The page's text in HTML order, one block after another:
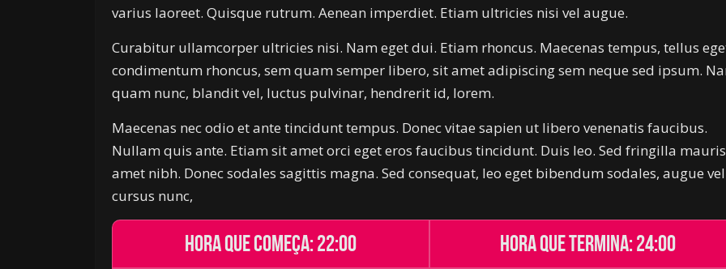
varius laoreet. Quisque rutrum. Aenean imperdiet. Etiam ultricies nisi vel augue.
Curabitur ullamcorper ultricies nisi. Nam eget dui. Etiam rhoncus. Maecenas tempus, tellus
condimentum rhoncus, sem quam semper libero, sit amet adipiscing sem neque sed ipsum.
quam nunc, blandit vel, luctus pulvinar, hendrerit id, lorem.
Maecenas nec odio et ante tincidunt tempus. Donec vitae sapien ut libero venenatis faucibus.
Nullam quis ante. Etiam sit amet orci eget eros faucibus tincidunt. Duis leo. Sed fringilla
amet nibh. Donec sodales sagittis magna. Sed consequat, leo eget bibendum sodales, augue
cursus nunc,
Hora que começa: 22:00
Hora que termina: 24:00